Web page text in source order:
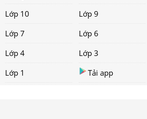
Lớp 10
Lớp 9
Lớp 7
Lớp 6
Lớp 4
Lớp 3
Lớp 1
Tải app